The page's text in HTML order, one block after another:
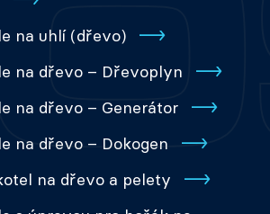
na uhlí (dřevo)
na dřevo – Dřevoplyn
na dřevo – Generátor
na dřevo – Dokogen
na dřevo a pelety